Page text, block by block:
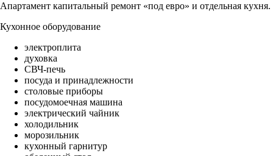
Апартамент капитальный ремонт «под евро» и отдельная кухня.
Кухонное оборудование
электроплита
духовка
СВЧ-печь
посуда и принадлежности
столовые приборы
посудомоечная машина
электрический чайник
холодильник
морозильник
кухонный гарнитур